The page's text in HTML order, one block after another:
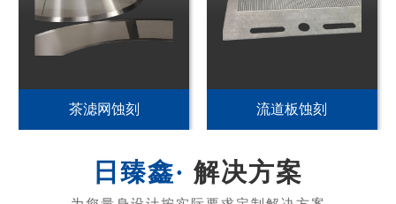
PET发热片蚀刻 黄铜发热膜蚀刻
解决方案